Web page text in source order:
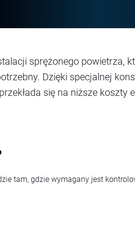
sprężonego powietrza,
Dzięki specjalnej
się na niższe
tam, gdzie wymagany jest